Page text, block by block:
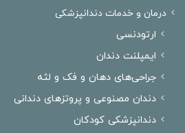
درمان‌ و خدمات دندانپزشکی
ارتودنسی
ایمپلنت دندان
جراحی‌های دهان و فک و لثه
دندان مصنوعی و پروتزهای دندانی
دندانپزشکی کودکان